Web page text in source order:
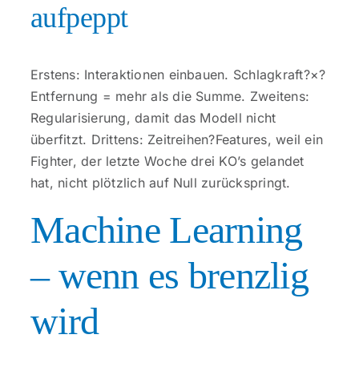
aufpeppt
Erstens: Interaktionen einbauen. Schlagkraft?×?
Entfernung = mehr als die Summe. Zweitens:
Regularisierung, damit das Modell nicht
überfitzt. Drittens: Zeitreihen?Features, weil ein
Fighter, der letzte Woche drei KO’s gelandet
hat, nicht plötzlich auf Null zurückspringt.
Machine Learning
– wenn es brenzlig
wird